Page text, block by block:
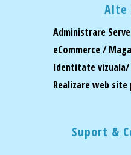
Alte
Administrare
eCommerce /
Identitate vizuala/
Realizare web
Suport &